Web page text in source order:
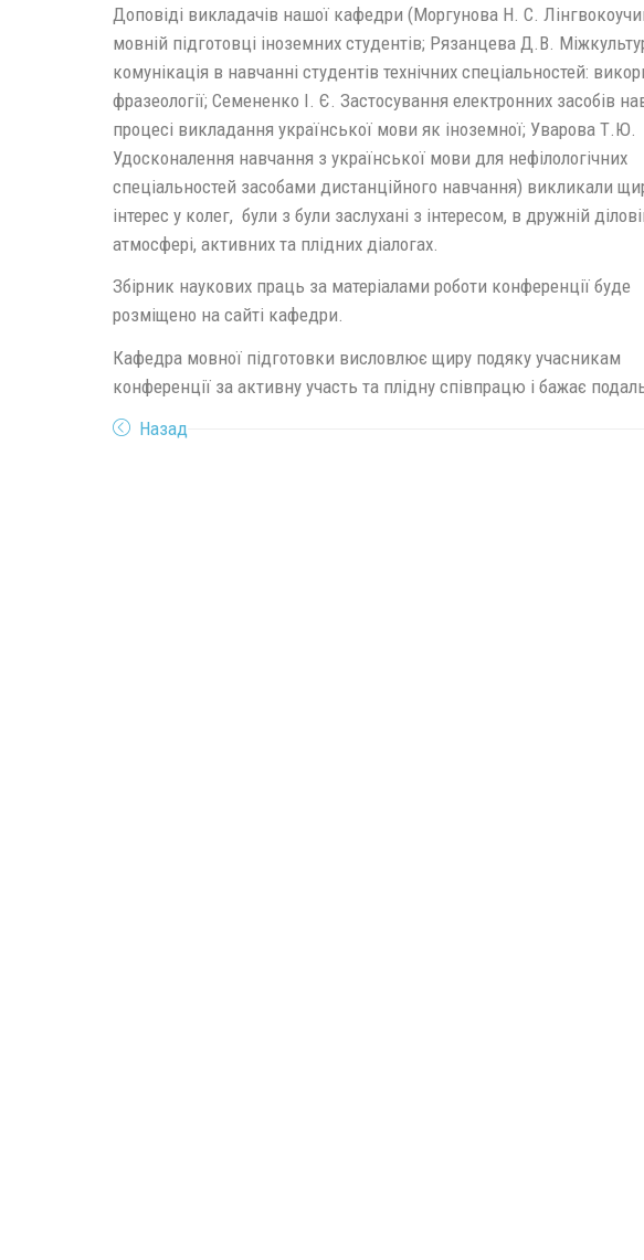
Доповіді викладачів нашої кафедри (Моргунова Н. С.
мовній підготовці іноземних студентів; Рязанцева Д.В.
комунікація в навчанні студентів технічних спеціальностей:
фразеології; Семененко І. Є. Застосування електронних засобів
процесі викладання української мови як іноземної; Уварова Т.Ю.
Удосконалення навчання з української мови для нефілологічних
спеціальностей засобами дистанційного навчання) викликали
інтерес у колег, були з були заслухані з інтересом, в дружній
атмосфері, активних та плідних діалогах.
Збірник наукових праць за матеріалами роботи конференції буде
розміщено на сайті кафедри.
Кафедра мовної підготовки висловлює щиру подяку учасникам
конференції за активну участь та плідну співпрацю і бажає
Назад